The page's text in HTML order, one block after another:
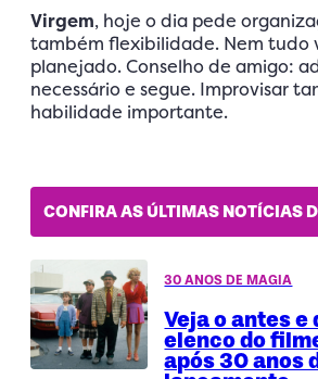
Virgem, hoje o dia pede
também flexibilidade. Nem tudo
planejado. Conselho de amigo:
necessário e segue. Improvisar
habilidade importante.
CONFIRA AS ÚLTIMAS NOTÍCIAS
30 ANOS DE MAGIA
Veja o antes e
elenco do
após 30 anos